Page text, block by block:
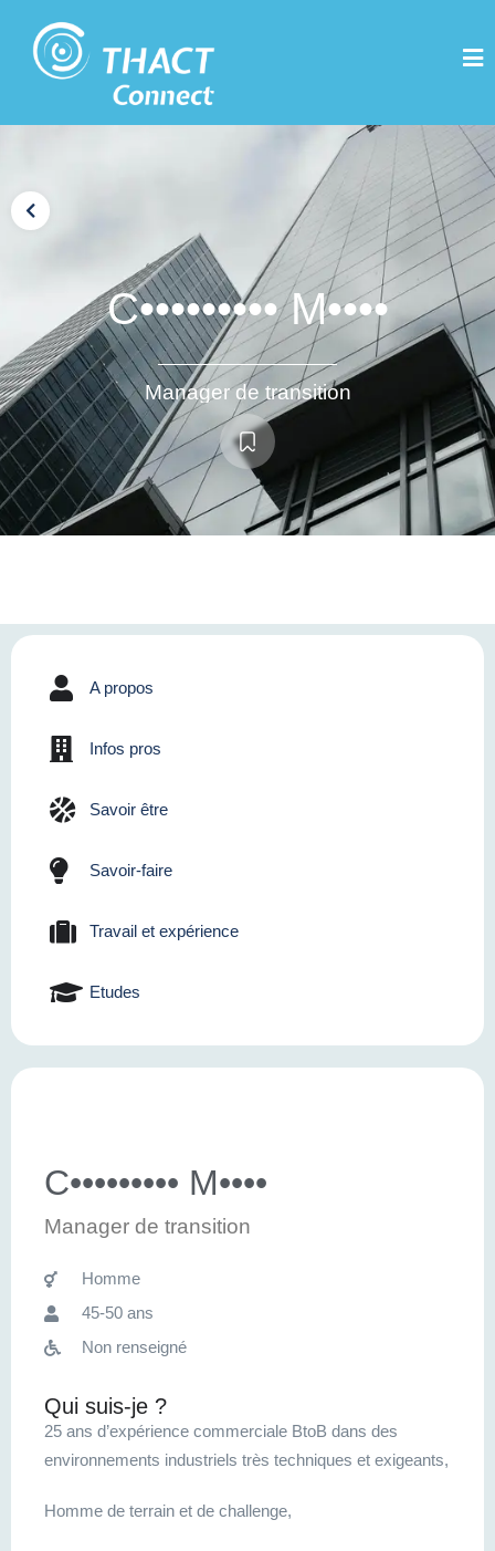
C••••••••• M••••
Manager de transition
A propos
Infos pros
Savoir être
Savoir-faire
Travail et expérience
Etudes
C••••••••• M••••
Manager de transition
Homme
45-50 ans
Non renseigné
Qui suis-je ?
25 ans d’expérience commerciale BtoB dans des
environnements industriels très techniques et exigeants,
Homme de terrain et de challenge,